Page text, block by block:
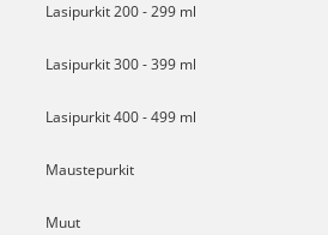
Lasipurkit 200 - 299 ml
Lasipurkit 300 - 399 ml
Lasipurkit 400 - 499 ml
Maustepurkit
Muut